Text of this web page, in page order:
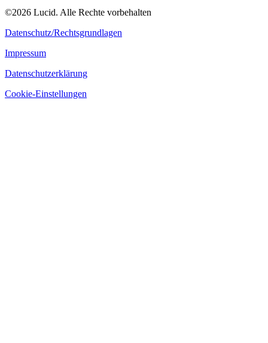
©2026 Lucid. Alle Rechte vorbehalten
Datenschutz/Rechtsgrundlagen
Impressum
Datenschutzerklärung
Cookie-Einstellungen